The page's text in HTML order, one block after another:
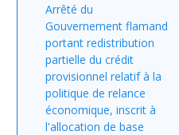
Arrêté du
Gouvernement flamand
portant redistribution
partielle du crédit
provisionnel relatif à la
politique de relance
économique, inscrit à
l'allocation de base